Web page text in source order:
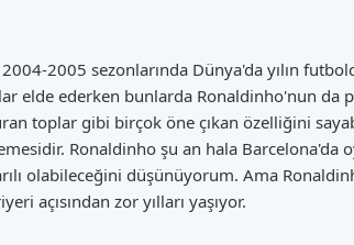
2005 sezonlarında Dünya'da yılın
elde ederken bunlarda Ronaldinho'nun da
toplar gibi birçok öne çıkan özelliğini
Ronaldinho şu an hala
olabileceğini düşünüyorum. Ama
açısından zor yılları yaşıyor.